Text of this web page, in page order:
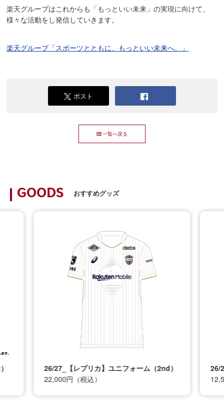
楽天グループはこれからも「もっといい未来」の実現に向けて、
様々な活動をし発信していきます。
楽天グループ「スポーツとともに、もっといい未来へ。」
ポスト
一覧へ戻る
GOODS おすすめグッズ
26/27_【レプリカ】ユニフォーム（2nd）
22,000円（税込）
26/